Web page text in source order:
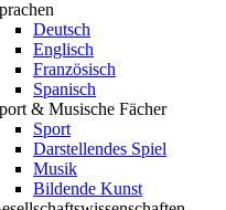
Deutsch
Englisch
Französisch
Spanisch
& Musische Fächer
Sport
Darstellendes Spiel
Musik
Bildende Kunst